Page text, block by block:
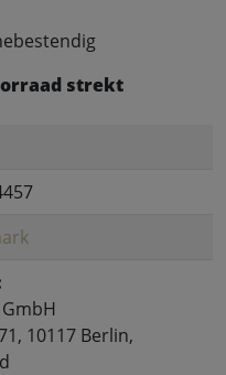
strekt
10117 Berlin,